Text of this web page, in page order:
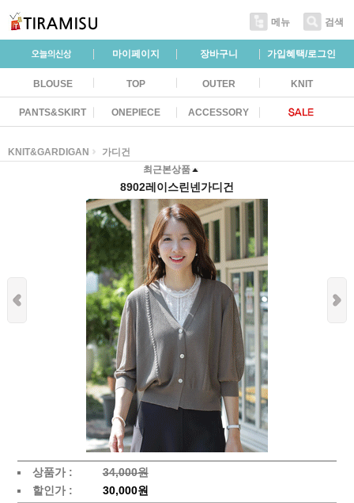
메뉴 검색
마이페이지 장바구니 가입혜택/로그인
BLOUSE TOP OUTER KNIT
PANTS&SKIRT ONEPIECE ACCESSORY
KNIT&GARDIGAN
가디건
최근본상품
8902레이스린넨가디건
상품가 :
34,000원
할인가 :
30,000원